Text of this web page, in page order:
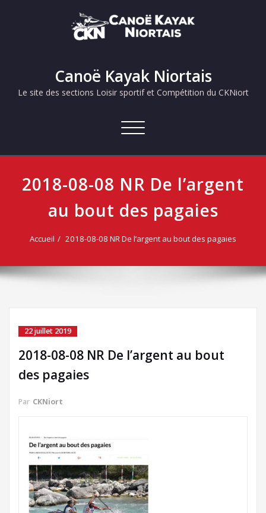
Canoë Kayak Niortais
Le site des sections Loisir sportif et Compétition du CKNiort
Afficher/masquer
navigation
2018-08-08 NR De l’argent
au bout des pagaies
Accueil 2018-08-08 NR De l’argent au bout des pagaies
22 juillet 2019
2018-08-08 NR De l’argent au bout
des pagaies
Par CKNiort